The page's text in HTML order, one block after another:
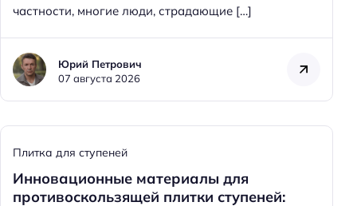
частности, многие люди, страдающие […]
Юрий Петрович
07 августа 2026
Плитка для ступеней
Инновационные материалы для
противоскользящей плитки ступеней: